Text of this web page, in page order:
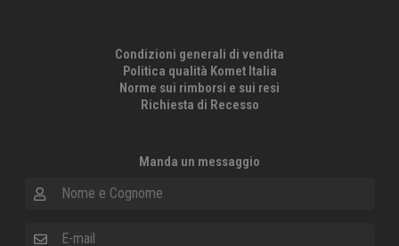
Condizioni generali di vendita
Politica qualità Komet Italia
Norme sui rimborsi e sui resi
Richiesta di Recesso
Manda un messaggio